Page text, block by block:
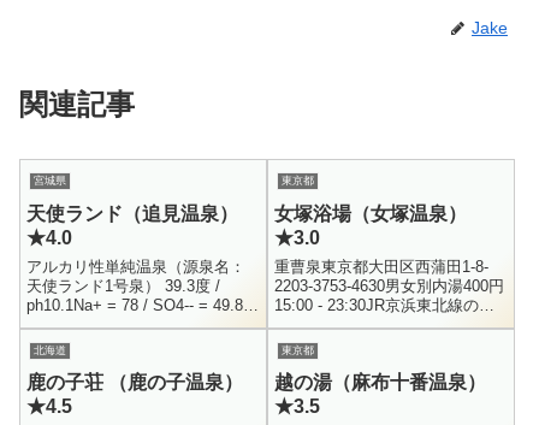
Jake
関連記事
宮城県
天使ランド（追見温泉）
★4.0
アルカリ性単純温泉（源泉名：
天使ランド1号泉） 39.3度 /
ph10.1Na+ = 78 / SO4-- = 49.8 /
H2SiO3 = 59.7HBO2 = 55.1 /...
東京都
女塚浴場（女塚温泉）
★3.0
重曹泉東京都大田区西蒲田1-8-
2203-3753-4630男女別内湯400円
15:00 - 23:30JR京浜東北線の蒲
田駅から徒歩15分程の住宅街に
ある温泉銭湯です。辰巳天然
温...
北海道
鹿の子荘 （鹿の子温泉）
★4.5
東京都
越の湯（麻布十番温泉）
★3.5